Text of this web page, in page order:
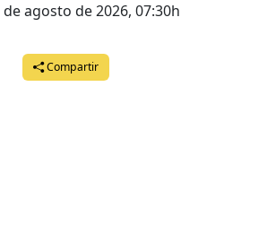
de agosto de 2026, 07:30h
Compartir